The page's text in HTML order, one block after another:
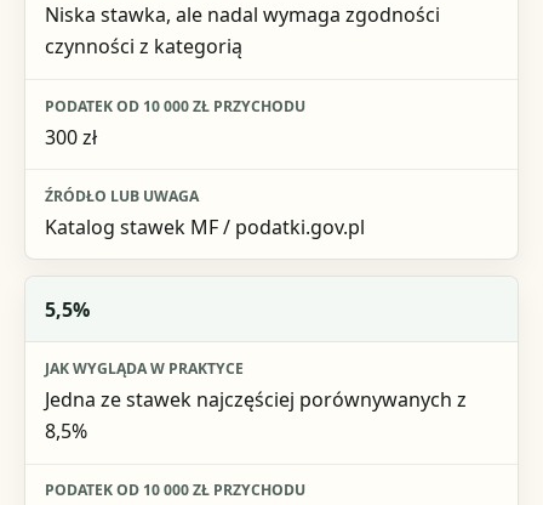
Niska stawka, ale nadal wymaga zgodności
czynności z kategorią
300 zł
Katalog stawek MF / podatki.gov.pl
5,5%
Jedna ze stawek najczęściej porównywanych z
8,5%